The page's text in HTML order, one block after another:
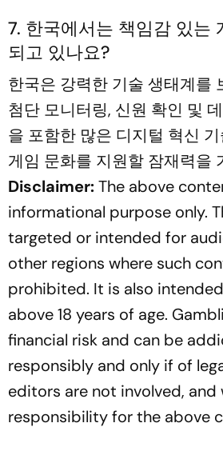
7. 한국에서는 책임감 있는
되고 있나요?
한국은 강력한 기술 생태계를
첨단 모니터링, 신원 확인 및
을 포함한 많은 디지털 혁신
게임 문화를 지원할 잠재력을
Disclaimer:The above
informational purpose only.
targeted or intended for
other regions where such
prohibited. It is also
above 18 years of age.
financial risk and can be
responsibly and only if of
editors are not involved, and
responsibility for the above